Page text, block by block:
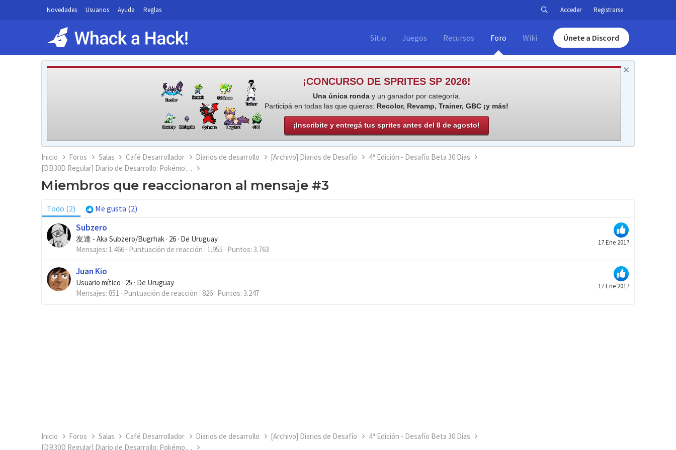
Novedades Usuarios Ayuda Reglas Acceder Registrarse
Sitio Juegos Recursos Foro Wiki Únete a Discord
¡CONCURSO DE SPRITES SP 2026!
Una única ronday un ganador por categoría.
Participá en todas las que quieras: Recolor, Revamp, Trainer, GBC ¡y más!
¡Inscribite y entregá tus sprites antes del 8 de agosto!
Inicio Foros Salas Café Desarrollador Diarios de desarrollo [Archivo] Diarios de Desafío
4ª Edición - Desafío Beta 30 Días
[DB30D Regular] Diario de Desarrollo: Pokémon Mundo Olvidado | DÍA 10
Miembros que reaccionaron al mensaje #3
Todo (2) Me gusta (2)
17 Ene 2017
Subzero
友達 - Aka Subzero/Bugrhak · 26 · De Uruguay
Mensajes 1.466 Puntuación de reacción 1.955 Puntos 3.763
17 Ene 2017
Juan Kio
Usuario mítico · 25 · De Uruguay
Mensajes 851 Puntuación de reacción 826 Puntos 3.247
Inicio Foros Salas Café Desarrollador Diarios de desarrollo [Archivo] Diarios de Desafío
4ª Edición - Desafío Beta 30 Días
[DB30D Regular] Diario de Desarrollo: Pokémon Mundo Olvidado | DÍA 10